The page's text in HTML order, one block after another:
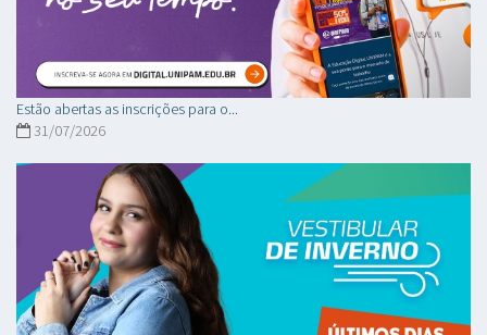
Estão abertas as inscrições para o...
31/07/2026